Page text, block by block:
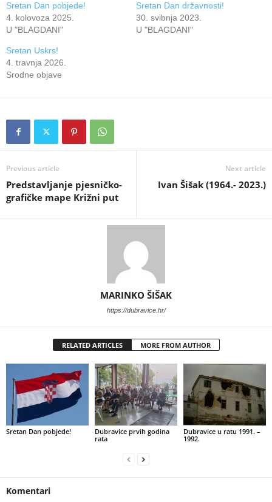
Sretan Dan pobjede!
4. kolovoza 2025.
U "BLAGDANI"
Sretan Dan državnosti!
30. svibnja 2023.
U "BLAGDANI"
Sretan Uskrs!
4. travnja 2026.
Srodne objave
Previous article
Predstavljanje pjesničko-
grafičke mape Križni put
Next article
Ivan Šišak (1964.- 2023.)
MARINKO ŠIŠAK
https://dubravice.hr/
RELATED ARTICLES MORE FROM AUTHOR
Sretan Dan pobjede!
Dubravice prvih godina
rata
Dubravice u ratu 1991. –
1992.
Komentari